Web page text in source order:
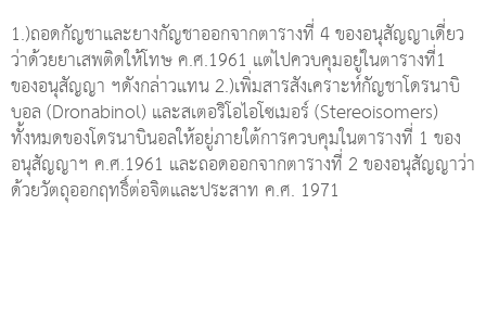
1.)ถอดกัญชาและยางกัญชาออกจากตารางที่ 4 ของอนุสัญญาเดี่ยว
ว่าด้วยยาเสพติดให้โทษ ค.ศ.1961 แต่ไปควบคุมอยู่ในตารางที่1
ของอนุสัญญา ฯดังกล่าวแทน 2.)เพิ่มสารสังเคราะห์กัญชาโดรนาบิ
บอล (Dronabinol) และสเตอริโอไอโซเมอร์ (Stereoisomers)
ทั้งหมดของโดรนาบินอลให้อยู่ภายใต้การควบคุมในตารางที่ 1 ของ
อนุสัญญาฯ ค.ศ.1961 และถอดออกจากตารางที่ 2 ของอนุสัญญาว่า
ด้วยวัตถุออกฤทธิ์ต่อจิตและประสาท ค.ศ. 1971